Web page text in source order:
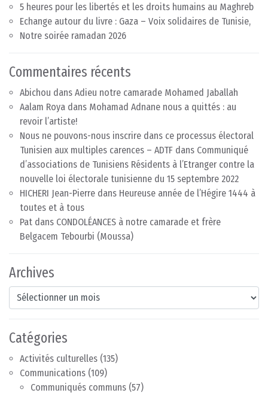
5 heures pour les libertés et les droits humains au Maghreb
Echange autour du livre : Gaza – Voix solidaires de Tunisie,
Notre soirée ramadan 2026
Commentaires récents
Abichou dans Adieu notre camarade Mohamed Jaballah
Aalam Roya dans Mohamad Adnane nous a quittés : au
revoir l’artiste!
Nous ne pouvons-nous inscrire dans ce processus électoral
Tunisien aux multiples carences – ADTF dans Communiqué
d’associations de Tunisiens Résidents à l’Etranger contre la
nouvelle loi électorale tunisienne du 15 septembre 2022
HICHERI Jean-Pierre dans Heureuse année de l’Hégire 1444 à
toutes et à tous
Pat dans CONDOLÉANCES à notre camarade et frère
Belgacem Tebourbi (Moussa)
Archives
Archives
Catégories
Activités culturelles (135)
Communications (109)
Communiqués communs (57)